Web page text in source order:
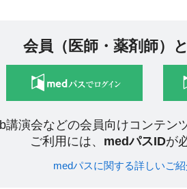
会員（医師・薬剤師）
講演会などの会員向けコンテン
ご利用には、 medパスIDが
medパスに関する詳しいご